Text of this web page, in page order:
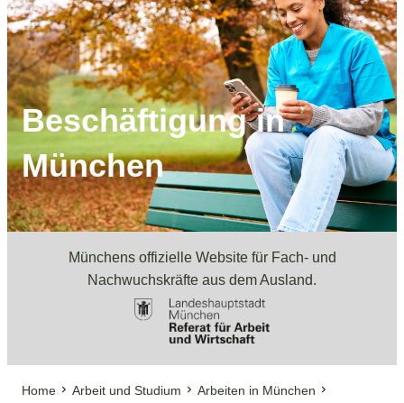
Beschäftigung in
München
Münchens offizielle Website für Fach- und
Nachwuchskräfte aus dem Ausland.
Home Arbeit und Studium
Arbeiten in München